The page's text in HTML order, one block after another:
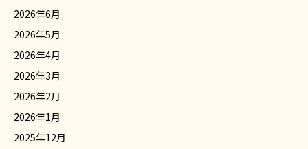
2026年6月
2026年5月
2026年4月
2026年3月
2026年2月
2026年1月
2025年12月